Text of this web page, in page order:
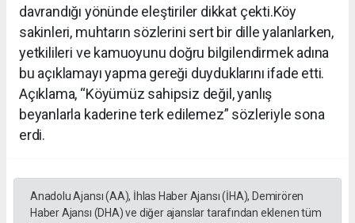
davrandığı yönünde eleştiriler dikkat çekti.Köy
sakinleri, muhtarın sözlerini sert bir dille yalanlarken,
yetkilileri ve kamuoyunu doğru bilgilendirmek adına
bu açıklamayı yapma gereği duyduklarını ifade etti.
Açıklama, “Köyümüz sahipsiz değil, yanlış
beyanlarla kaderine terk edilemez” sözleriyle sona
erdi.
Anadolu Ajansı (AA), İhlas Haber Ajansı (İHA), Demirören
Haber Ajansı (DHA) ve diğer ajanslar tarafından eklenen tüm